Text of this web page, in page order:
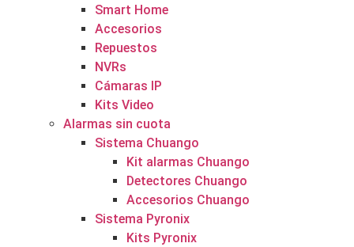
Smart Home
Accesorios
Repuestos
NVRs
Cámaras IP
Kits Video
Alarmas sin cuota
Sistema Chuango
Kit alarmas Chuango
Detectores Chuango
Accesorios Chuango
Sistema Pyronix
Kits Pyronix